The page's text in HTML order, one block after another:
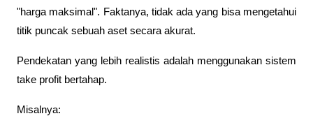
"harga maksimal". Faktanya, tidak ada yang bisa mengetahui
titik puncak sebuah aset secara akurat.
Pendekatan yang lebih realistis adalah menggunakan sistem
take profit bertahap.
Misalnya: